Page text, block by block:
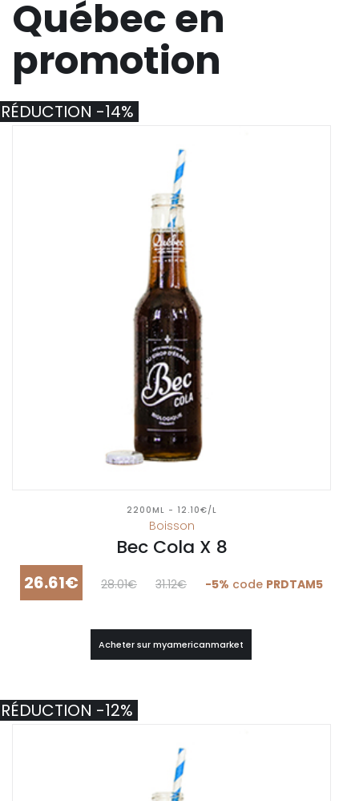
Québec en
promotion
2200ML - 12.10€/L
Boisson
Bec Cola X 8
26.61€ 28.01€ 31.12€ -5% code PRDTAM5
RÉDUCTION -14%
Acheter sur myamericanmarket
RÉDUCTION -12%